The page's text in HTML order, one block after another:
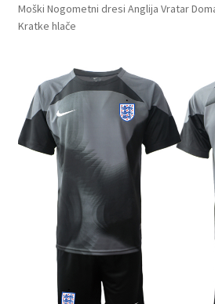
Blog
Kontaktiraj nas
Košarica
Moj račun
Zaključek nakupa
Moški Nogometni dresi Anglija Vratar
Kratke hlače